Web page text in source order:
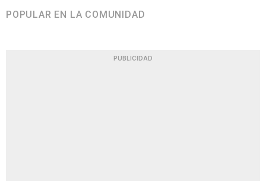
POPULAR EN LA COMUNIDAD
PUBLICIDAD